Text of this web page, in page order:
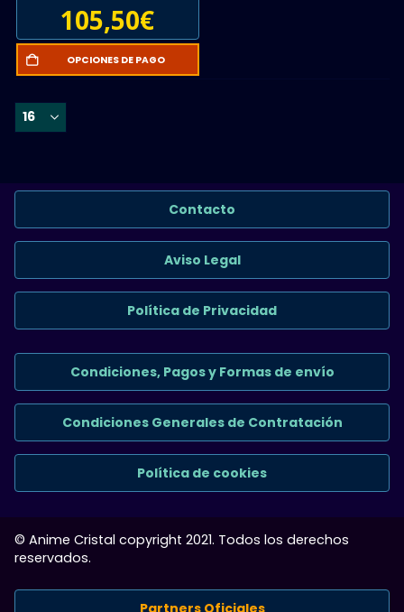
105,50€
OPCIONES DE PAGO
Contacto
Aviso Legal
Política de Privacidad
Condiciones, Pagos y Formas de envío
Condiciones Generales de Contratación
Política de cookies
© Anime Cristal copyright 2021. Todos los derechos
reservados.